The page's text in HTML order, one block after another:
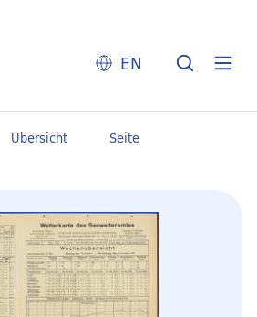
EN
Übersicht Seite